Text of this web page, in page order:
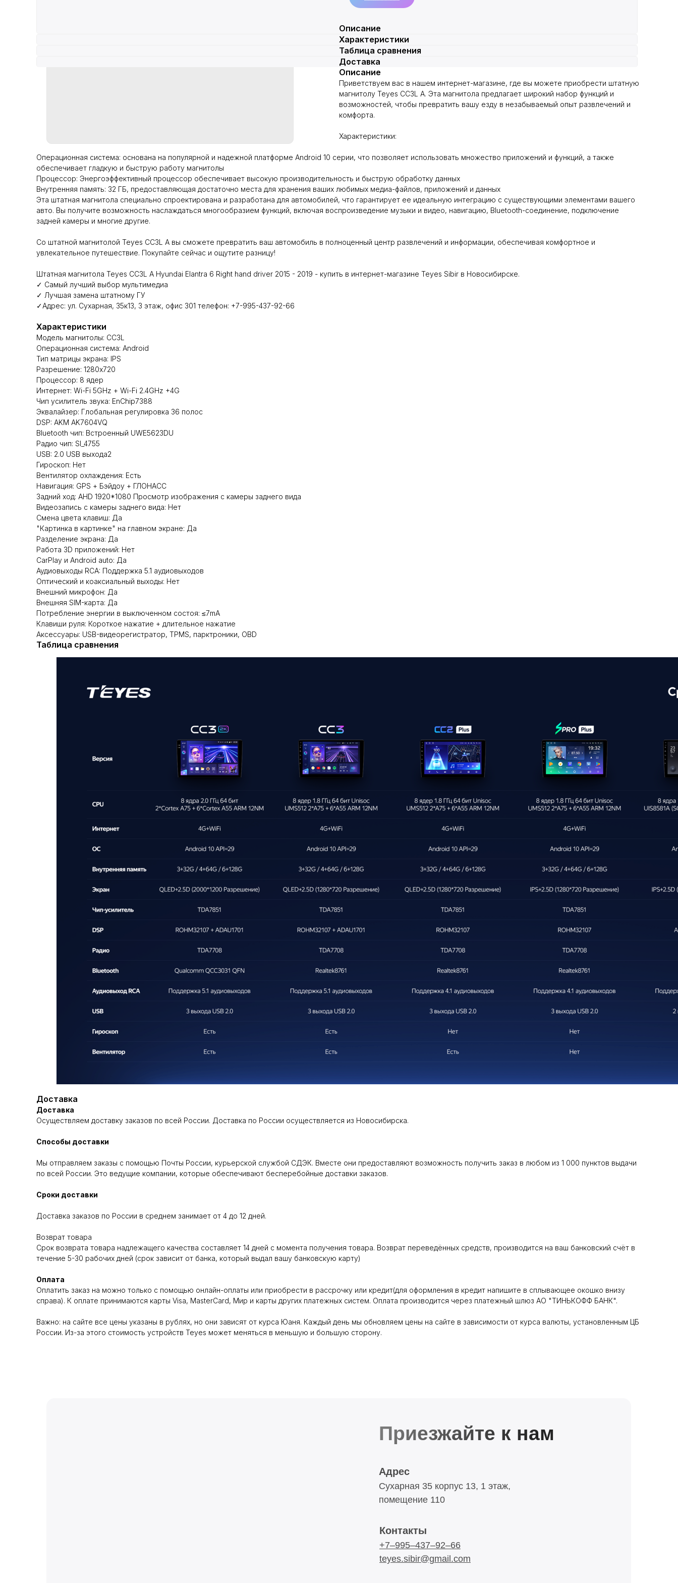
Описание
Характеристики
Таблица сравнения
Доставка
Описание
Приветствуем вас в нашем интернет-магазине, где вы можете приобрести штатную
магнитолу Teyes CC3L A. Эта магнитола предлагает широкий набор функций и
возможностей, чтобы превратить вашу езду в незабываемый опыт развлечений и
комфорта.
Характеристики:
Операционная система: основана на популярной и надежной платформе Android 10 серии, что позволяет использовать множество приложений и функций, а также
обеспечивает гладкую и быструю работу магнитолы
Процессор: Энергоэффективный процессор обеспечивает высокую производительность и быструю обработку данных
Внутренняя память: 32 ГБ, предоставляющая достаточно места для хранения ваших любимых медиа-файлов, приложений и данных
Эта штатная магнитола специально спроектирована и разработана для автомобилей, что гарантирует ее идеальную интеграцию с существующими элементами вашего
авто. Вы получите возможность наслаждаться многообразием функций, включая воспроизведение музыки и видео, навигацию, Bluetooth-соединение, подключение
задней камеры и многие другие.
Со штатной магнитолой Teyes CC3L A вы сможете превратить ваш автомобиль в полноценный центр развлечений и информации, обеспечивая комфортное и
увлекательное путешествие. Покупайте сейчас и ощутите разницу!
Штатная магнитола Teyes CC3L A Hyundai Elantra 6 Right hand driver 2015 - 2019 - купить в интернет-магазине Teyes Sibir в Новосибирске.
✓ Самый лучший выбор мультимедиа
✓ Лучшая замена штатному ГУ
✓Адрес: ул. Сухарная, 35к13, 3 этаж, офис 301 телефон: +7-995-437-92-66
Характеристики
Модель магнитолы: CC3L
Операционная система: Android
Тип матрицы экрана: IPS
Разрешение: 1280х720
Процессор: 8 ядер
Интернет: Wi-Fi 5GHz + Wi-Fi 2.4GHz +4G
Чип усилитель звука: EnChip7388
Эквалайзер: Глобальная регулировка 36 полос
DSP: AKM AK7604VQ
Bluetooth чип: Встроенный UWE5623DU
Радио чип: SI_4755
USB: 2.0 USB выхода2
Гироскоп: Нет
Вентилятор охлаждения: Есть
Навигация: GPS + Бэйдоу + ГЛОНАСС
Задний ход: AHD 1920*1080 Просмотр изображения с камеры заднего вида
Видеозапись с камеры заднего вида: Нет
Смена цвета клавиш: Да
"Картинка в картинке" на главном экране: Да
Разделение экрана: Да
Работа 3D приложений: Нет
CarPlay и Android auto: Да
Аудиовыходы RCA: Поддержка 5.1 аудиовыходов
Оптический и коаксиальный выходы: Нет
Внешний микрофон: Да
Внешняя SIM-карта: Да
Потребление энергии в выключенном состоя: ≤7mA
Клавиши руля: Короткое нажатие + длительное нажатие
Аксессуары: USB-видеорегистратор, TPMS, парктроники, OBD
Таблица сравнения
Доставка
Доставка
Осуществляем доставку заказов по всей России. Доставка по России осуществляется из Новосибирска.
Способы доставки
Мы отправляем заказы с помощью Почты России, курьерской службой СДЭК. Вместе они предоставляют возможность получить заказ в любом из 1 000 пунктов выдачи
по всей России. Это ведущие компании, которые обеспечивают бесперебойные доставки заказов.
Сроки доставки
Доставка заказов по России в среднем занимает от 4 до 12 дней.
Возврат товара
Срок возврата товара надлежащего качества составляет 14 дней с момента получения товара. Возврат переведённых средств, производится на ваш банковский счёт в
течение 5-30 рабочих дней (срок зависит от банка, который выдал вашу банковскую карту)
Оплата
Оплатить заказ на можно только с помощью онлайн-оплаты или приобрести в рассрочку или кредит(для оформления в кредит напишите в сплывающее окошко внизу
справа). К оплате принимаются карты Visa, MasterCard, Мир и карты других платежных систем. Оплата производится через платежный шлюз АО "ТИНЬКОФФ БАНК".
Важно: на сайте все цены указаны в рублях, но они зависят от курса Юаня. Каждый день мы обновляем цены на сайте в зависимости от курса валюты, установленным ЦБ
России. Из-за этого стоимость устройств Teyes может меняться в меньшую и большую сторону.
Приезжайте к нам
Адрес
Сухарная 35 корпус 13, 1 этаж,
помещение 110
Контакты
+7‒995‒437‒92‒66
teyes.sibir@gmail.com